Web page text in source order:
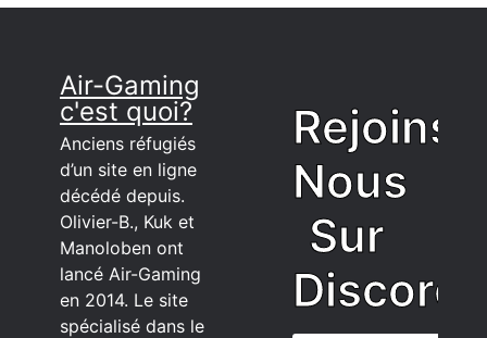
Air-Gaming
c'est quoi?
Anciens réfugiés
d’un site en ligne
décédé depuis.
Olivier-B., Kuk et
Manoloben ont
lancé Air-Gaming
en 2014. Le site
spécialisé dans le
Rejoins
Nous
Sur
Discord